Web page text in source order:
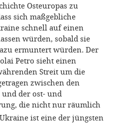
Osteuropas zu
sich maßgebliche
schnell auf einen
würden, sobald sie
ermuntert würden. Der
Petro sieht einen
Streit um die
zwischen den
der ost- und
die nicht nur räumlich
ist eine der jüngsten